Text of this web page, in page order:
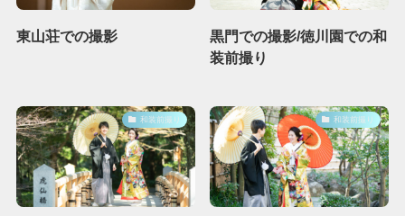
東山荘での撮影
黒門での撮影/徳川園での和
装前撮り
和装前撮り 和装前撮り